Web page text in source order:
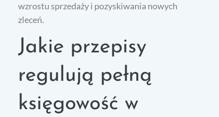
wzrostu sprzedaży i pozyskiwania nowych
zleceń.
Jakie przepisy
regulują pełną
księgowość w